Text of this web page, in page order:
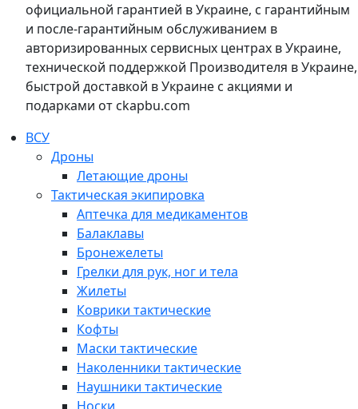
официальной гарантией в Украине, с гарантийным
и после-гарантийным обслуживанием в
авторизированных сервисных центрах в Украине,
технической поддержкой Производителя в Украине,
быстрой доставкой в Украине с акциями и
подарками от ckapbu.com
ВСУ
Дроны
Летающие дроны
Тактическая экипировка
Аптечка для медикаментов
Балаклавы
Бронежелеты
Грелки для рук, ног и тела
Жилеты
Коврики тактические
Кофты
Маски тактические
Наколенники тактические
Наушники тактические